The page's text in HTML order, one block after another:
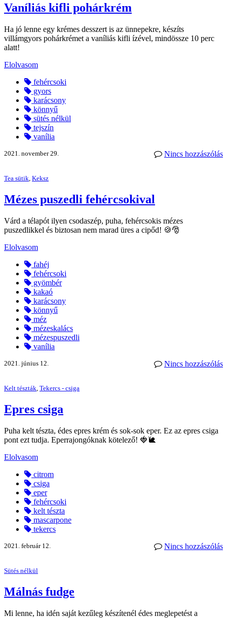
Vaníliás kifli pohárkrém
Ha jó lenne egy krémes desszert is az ünnepekre, készíts
villámgyors pohárkrémet a vaníliás kifli ízével, mindössze 10 perc
alatt!
Elolvasom
fehércsoki
gyors
karácsony
könnyű
sütés nélkül
tejszín
vanília
Nincs hozzászólás
2021. november 29.
Tea sütik, Keksz
Mézes puszedli fehércsokival
Várd a télapót ilyen csodaszép, puha, fehércsokis mézes
puszedlikkel és biztosan nem marad üres a cipőd! 🍪🎅
Elolvasom
fahéj
fehércsoki
gyömbér
kakaó
karácsony
könnyű
méz
mézeskalács
mézespuszedli
vanília
Nincs hozzászólás
2021. június 12.
Kelt tészták, Tekercs - csiga
Epres csiga
Puha kelt tészta, édes epres krém és sok-sok eper. Ez az epres csiga
pont ezt tudja. Eperrajongóknak kötelező! 🍓🐌
Elolvasom
citrom
csiga
eper
fehércsoki
kelt tészta
mascarpone
tekercs
Nincs hozzászólás
2021. február 12.
Sütés nélkül
Málnás fudge
Mi lenne, ha idén saját kezűleg készítenél édes meglepetést a